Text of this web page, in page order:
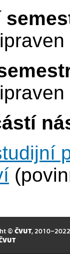
© ČVUT, 2010–2022